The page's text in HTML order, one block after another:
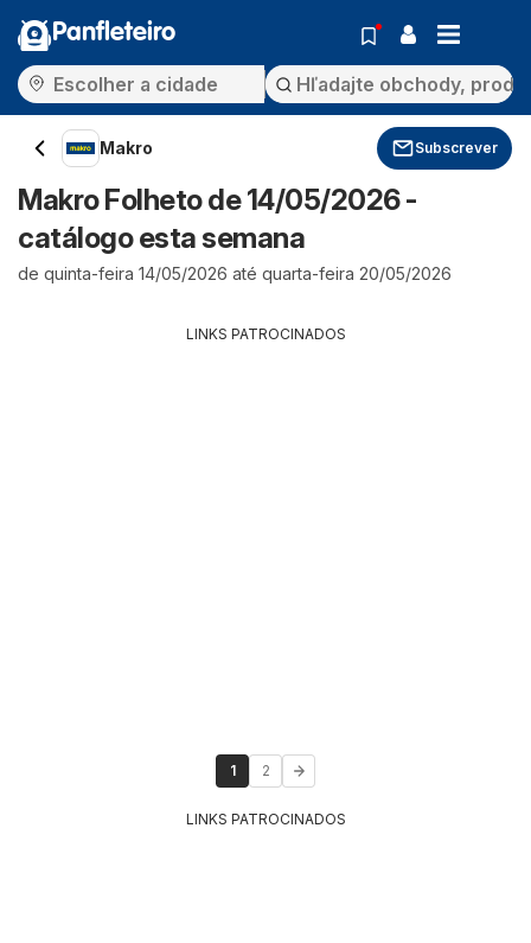
Panfleteiro
Makro Subscrever
Makro Folheto de 14/05/2026 -
catálogo esta semana
de quinta-feira 14/05/2026 até quarta-feira 20/05/2026
LINKS PATROCINADOS
1 2
LINKS PATROCINADOS